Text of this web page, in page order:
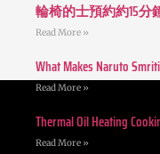
輪椅的士預約約15
Read More »
What Makes Naruto
Read More »
Thermal Oil Heating
Read More »